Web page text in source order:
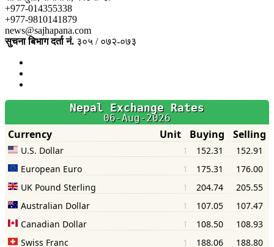
+977-014355338
+977-9810141879
news@sajhapana.com
सुचना बिभाग दर्ता नं. ३०५ / ०७२-०७३